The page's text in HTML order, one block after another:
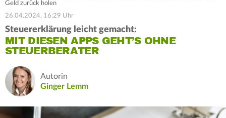
Geld zurück holen
26.04.2024, 16:29 Uhr
Steuererklärung leicht gemacht:
MIT DIESEN APPS GEHT’S OHNE
STEUERBERATER
Autorin
Ginger Lemm